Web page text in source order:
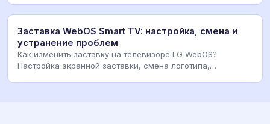
Заставка WebOS Smart TV: настройка, смена и
устранение проблем
Как изменить заставку на телевизоре LG WebOS?
Настройка экранной заставки, смена логотипа,